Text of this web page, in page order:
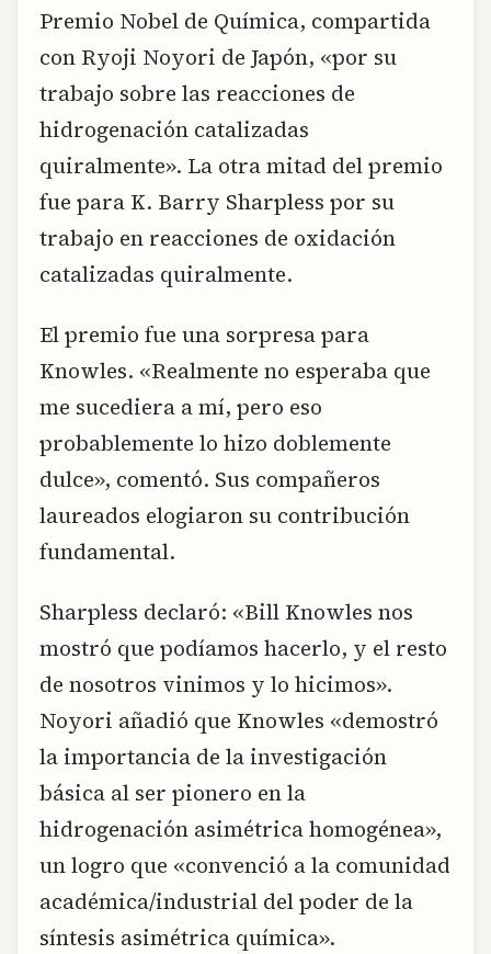
Premio Nobel de Química, compartida
con Ryoji Noyori de Japón, «por su
trabajo sobre las reacciones de
hidrogenación catalizadas
quiralmente». La otra mitad del premio
fue para K. Barry Sharpless por su
trabajo en reacciones de oxidación
catalizadas quiralmente.
El premio fue una sorpresa para
Knowles. «Realmente no esperaba que
me sucediera a mí, pero eso
probablemente lo hizo doblemente
dulce», comentó. Sus compañeros
laureados elogiaron su contribución
fundamental.
Sharpless declaró: «Bill Knowles nos
mostró que podíamos hacerlo, y el resto
de nosotros vinimos y lo hicimos».
Noyori añadió que Knowles «demostró
la importancia de la investigación
básica al ser pionero en la
hidrogenación asimétrica homogénea»,
un logro que «convenció a la comunidad
académica/industrial del poder de la
síntesis asimétrica química».